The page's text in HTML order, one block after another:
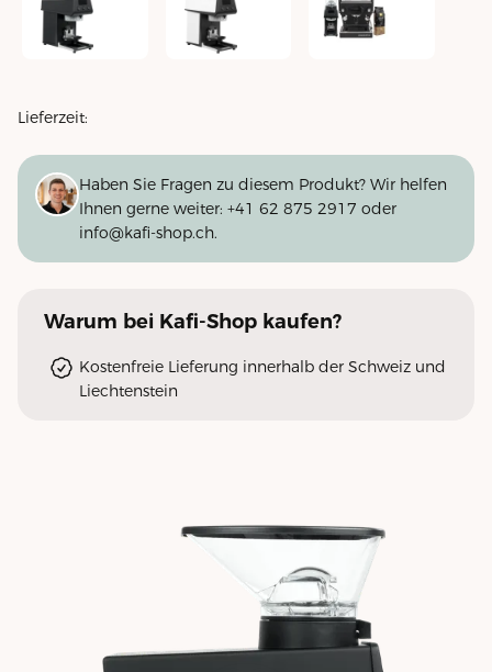
Lieferzeit:
Haben Sie Fragen zu diesem Produkt? Wir helfen
Ihnen gerne weiter: +41 62 875 2917 oder
info@kafi-shop.ch.
Warum bei Kafi-Shop kaufen?
Kostenfreie Lieferung innerhalb der Schweiz und
Liechtenstein